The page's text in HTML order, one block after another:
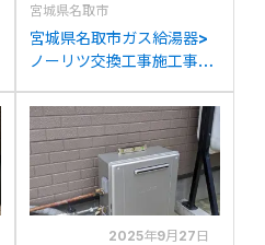
宮城県名取市
宮城県名取市ガス給湯器>
ノーリツ交換工事施工事
2028ARXからノーリツ
GT-C2072AR BLへの交換
2025年9月27日